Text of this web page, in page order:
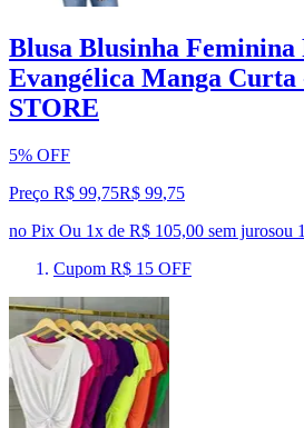
Blusa Blusinha Feminina
Evangélica Manga Curta
STORE
5% OFF
Preço R$ 99,75R$ 99,75
no Pix Ou 1x de R$ 105,00 sem jurosou 1
Cupom R$ 15 OFF